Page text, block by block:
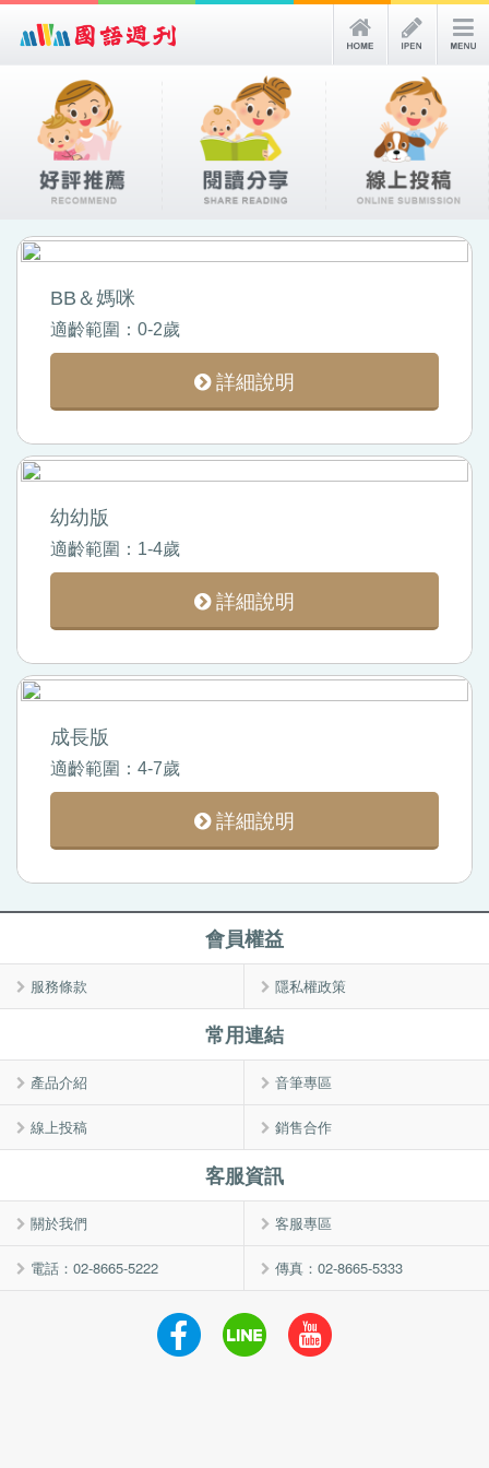
BB＆媽咪
適齡範圍：0-2歲
詳細說明
幼幼版
適齡範圍：1-4歲
詳細說明
成長版
適齡範圍：4-7歲
詳細說明
會員權益
服務條款 隱私權政策
常用連結
產品介紹 音筆專區
線上投稿 銷售合作
客服資訊
關於我們 客服專區
電話：02-8665-5222 傳真：02-8665-5333